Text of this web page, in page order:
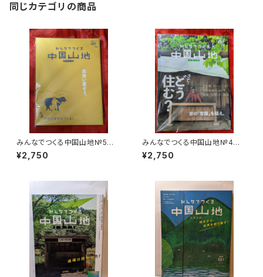
同じカテゴリの商品
みんなでつくる中国山地№5 2
024 移動が次の幸せをつく
る！ 中国山地編集舎
¥2,750
みんなでつくる中国山地№4 2
023 さて、どう住む？ 中国山
地編集舎
¥2,750